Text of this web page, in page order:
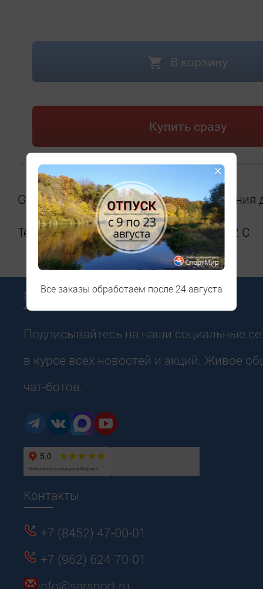
В корзину
Купить сразу
GW UNIVERSAL жидкие мази скольжения
Температурный диапазон от + 5 С до 2 С
Мы в соцсетях
Подписывайтесь на наши социальные
в курсе всех новостей и акций. Живое
чат-ботов.
Контакты
+7 (8452) 47-00-01
+7 (962) 624-70-01
info@sarsport.ru
×
Все заказы обработаем после 24 августа